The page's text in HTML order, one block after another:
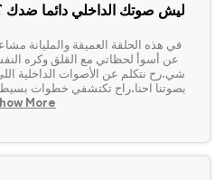
ليش صوتك الداخلي دائما
‏في هذه الحلقة العميقة والمليانة
عن أسوأ لحظاتي مع القلق وكره
شي.رح نتكلم عن الأصوات الداخلية
بصوتنا احنا.راح تكتشفي خطوات
More